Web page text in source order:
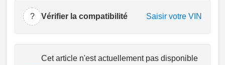
? Vérifier la compatibilité Saisir votre VIN
Cet article n'est actuellement pas disponible